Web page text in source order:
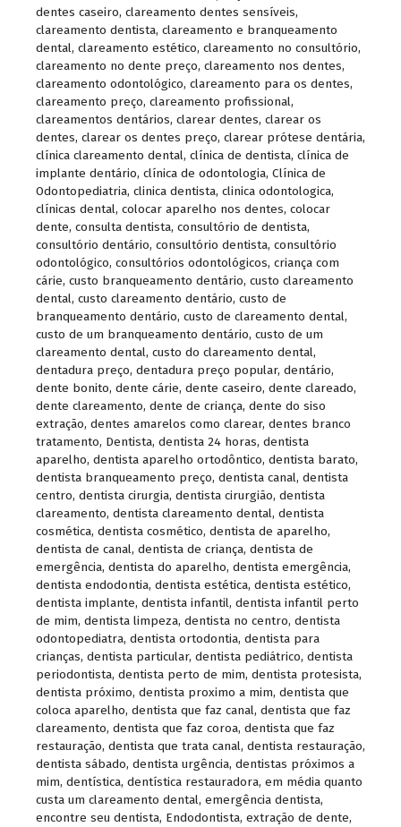
dentes caseiro, clareamento dentes sensíveis,
clareamento dentista, clareamento e branqueamento
dental, clareamento estético, clareamento no consultório,
clareamento no dente preço, clareamento nos dentes,
clareamento odontológico, clareamento para os dentes,
clareamento preço, clareamento profissional,
clareamentos dentários, clarear dentes, clarear os
dentes, clarear os dentes preço, clarear prótese dentária,
clínica clareamento dental, clínica de dentista, clínica de
implante dentário, clínica de odontologia, Clínica de
Odontopediatria, clinica dentista, clinica odontologica,
clínicas dental, colocar aparelho nos dentes, colocar
dente, consulta dentista, consultório de dentista,
consultório dentário, consultório dentista, consultório
odontológico, consultórios odontológicos, criança com
cárie, custo branqueamento dentário, custo clareamento
dental, custo clareamento dentário, custo de
branqueamento dentário, custo de clareamento dental,
custo de um branqueamento dentário, custo de um
clareamento dental, custo do clareamento dental,
dentadura preço, dentadura preço popular, dentário,
dente bonito, dente cárie, dente caseiro, dente clareado,
dente clareamento, dente de criança, dente do siso
extração, dentes amarelos como clarear, dentes branco
tratamento, Dentista, dentista 24 horas, dentista
aparelho, dentista aparelho ortodôntico, dentista barato,
dentista branqueamento preço, dentista canal, dentista
centro, dentista cirurgia, dentista cirurgião, dentista
clareamento, dentista clareamento dental, dentista
cosmética, dentista cosmético, dentista de aparelho,
dentista de canal, dentista de criança, dentista de
emergência, dentista do aparelho, dentista emergência,
dentista endodontia, dentista estética, dentista estético,
dentista implante, dentista infantil, dentista infantil perto
de mim, dentista limpeza, dentista no centro, dentista
odontopediatra, dentista ortodontia, dentista para
crianças, dentista particular, dentista pediátrico, dentista
periodontista, dentista perto de mim, dentista protesista,
dentista próximo, dentista proximo a mim, dentista que
coloca aparelho, dentista que faz canal, dentista que faz
clareamento, dentista que faz coroa, dentista que faz
restauração, dentista que trata canal, dentista restauração,
dentista sábado, dentista urgência, dentistas próximos a
mim, dentística, dentística restauradora, em média quanto
custa um clareamento dental, emergência dentista,
encontre seu dentista, Endodontista, extração de dente,